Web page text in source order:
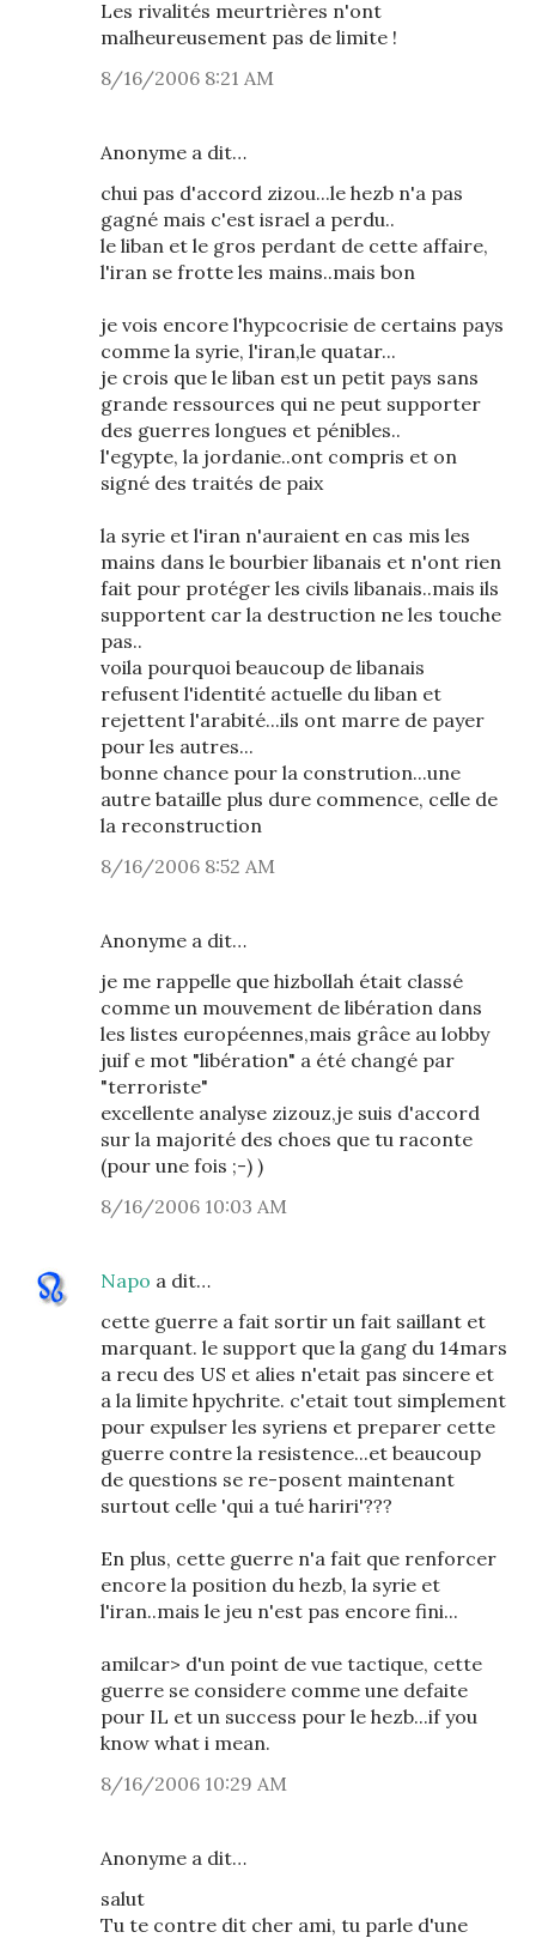
Les rivalités meurtrières n'ont
malheureusement pas de limite !
8/16/2006 8:21 AM
Anonyme a dit…
chui pas d'accord zizou...le hezb n'a pas
gagné mais c'est israel a perdu..
le liban et le gros perdant de cette affaire,
l'iran se frotte les mains..mais bon
je vois encore l'hypcocrisie de certains pays
comme la syrie, l'iran,le quatar...
je crois que le liban est un petit pays sans
grande ressources qui ne peut supporter
des guerres longues et pénibles..
l'egypte, la jordanie..ont compris et on
signé des traités de paix
la syrie et l'iran n'auraient en cas mis les
mains dans le bourbier libanais et n'ont rien
fait pour protéger les civils libanais..mais ils
supportent car la destruction ne les touche
pas..
voila pourquoi beaucoup de libanais
refusent l'identité actuelle du liban et
rejettent l'arabité...ils ont marre de payer
pour les autres...
bonne chance pour la constrution...une
autre bataille plus dure commence, celle de
la reconstruction
8/16/2006 8:52 AM
Anonyme a dit…
je me rappelle que hizbollah était classé
comme un mouvement de libération dans
les listes européennes,mais grâce au lobby
juif e mot "libération" a été changé par
"terroriste"
excellente analyse zizouz,je suis d'accord
sur la majorité des choes que tu raconte
(pour une fois ;-) )
8/16/2006 10:03 AM
Napo a dit…
cette guerre a fait sortir un fait saillant et
marquant. le support que la gang du 14mars
a recu des US et alies n'etait pas sincere et
a la limite hpychrite. c'etait tout simplement
pour expulser les syriens et preparer cette
guerre contre la resistence...et beaucoup
de questions se re-posent maintenant
surtout celle 'qui a tué hariri'???
En plus, cette guerre n'a fait que renforcer
encore la position du hezb, la syrie et
l'iran..mais le jeu n'est pas encore fini...
amilcar> d'un point de vue tactique, cette
guerre se considere comme une defaite
pour IL et un success pour le hezb...if you
know what i mean.
8/16/2006 10:29 AM
Anonyme a dit…
salut
Tu te contre dit cher ami, tu parle d'une